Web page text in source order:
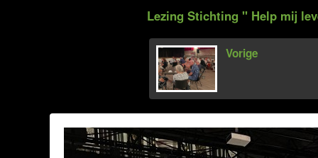
Lezing Stichting '' Help mij
Vorige